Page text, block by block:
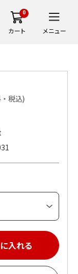
0
カート メニュー
税込)
入れる